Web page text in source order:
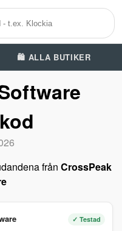
🛍️ ALLA BUTIKER
från CrossPeak
✓ Testad